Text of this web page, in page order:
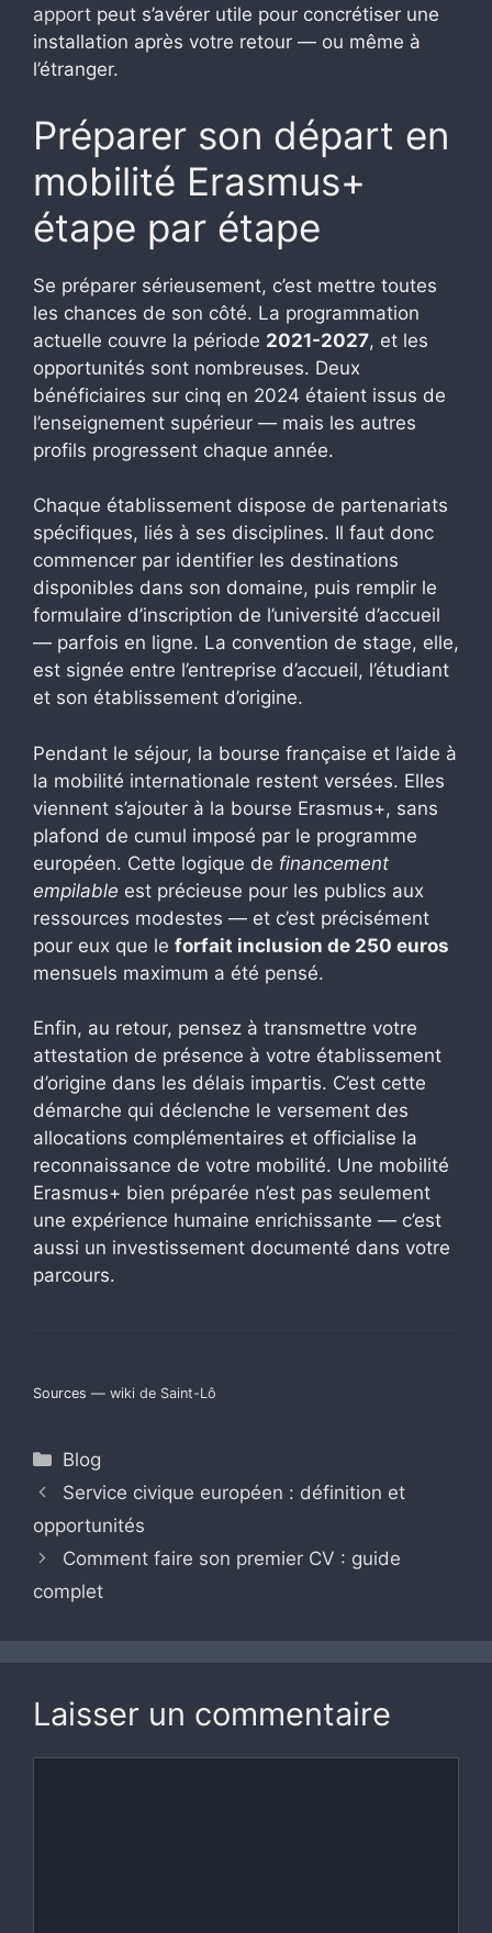
apport peut s’avérer utile pour concrétiser une
installation après votre retour — ou même à
l’étranger.
Préparer son départ en
mobilité Erasmus+
étape par étape
Se préparer sérieusement, c’est mettre toutes
les chances de son côté. La programmation
actuelle couvre la période 2021-2027, et les
opportunités sont nombreuses. Deux
bénéficiaires sur cinq en 2024 étaient issus de
l’enseignement supérieur — mais les autres
profils progressent chaque année.
Chaque établissement dispose de partenariats
spécifiques, liés à ses disciplines. Il faut donc
commencer par identifier les destinations
disponibles dans son domaine, puis remplir le
formulaire d’inscription de l’université d’accueil
— parfois en ligne. La convention de stage, elle,
est signée entre l’entreprise d’accueil, l’étudiant
et son établissement d’origine.
Pendant le séjour, la bourse française et l’aide à
la mobilité internationale restent versées. Elles
viennent s’ajouter à la bourse Erasmus+, sans
plafond de cumul imposé par le programme
européen. Cette logique de financement
empilable est précieuse pour les publics aux
ressources modestes — et c’est précisément
pour eux que le forfait inclusion de 250 euros
mensuels maximum a été pensé.
Enfin, au retour, pensez à transmettre votre
attestation de présence à votre établissement
d’origine dans les délais impartis. C’est cette
démarche qui déclenche le versement des
allocations complémentaires et officialise la
reconnaissance de votre mobilité. Une mobilité
Erasmus+ bien préparée n’est pas seulement
une expérience humaine enrichissante — c’est
aussi un investissement documenté dans votre
parcours.
Sources — wiki de Saint-Lô
Catégories
Blog
Service civique européen : définition et
opportunités
Comment faire son premier CV : guide
complet
Laisser un commentaire